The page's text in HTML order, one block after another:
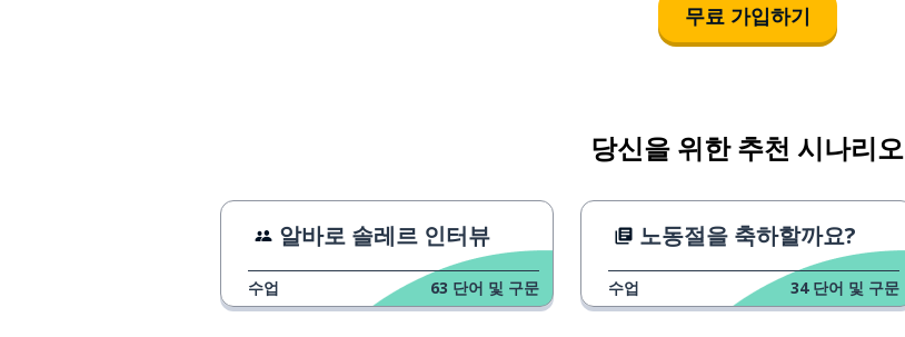
무료 가입하기
당신을 위한 추천 시나리오
알바로 솔레르 인터뷰
수업 63 단어 및 구문
노동절을 축하할까요?
수업 34 단어 및 구문